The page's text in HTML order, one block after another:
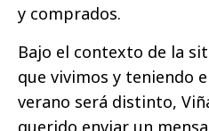
y comprados.
Bajo el contexto de la
que vivimos y teniendo
verano será distinto,
querido enviar un